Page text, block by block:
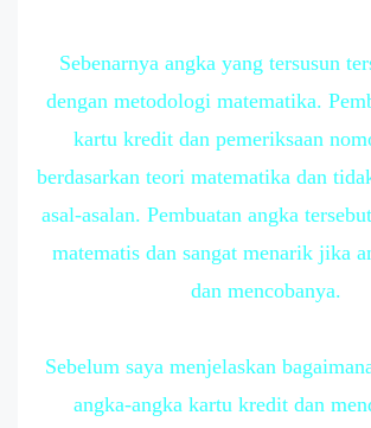
Sebenarnya angka yang tersusun
dengan metodologi matematika.
kartu kredit dan pemeriksaan
berdasarkan teori matematika dan
asal-asalan. Pembuatan angka
matematis dan sangat menarik jika
dan mencobanya.
Sebelum saya menjelaskan
angka-angka kartu kredit dan